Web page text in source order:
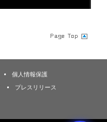
個人情報保護
プレスリリース